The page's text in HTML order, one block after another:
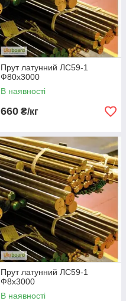
Прут латунний ЛС59-1
Ф80х3000
В наявності
660 ₴/кг
Прут латунний ЛС59-1
Ф8х3000
В наявності